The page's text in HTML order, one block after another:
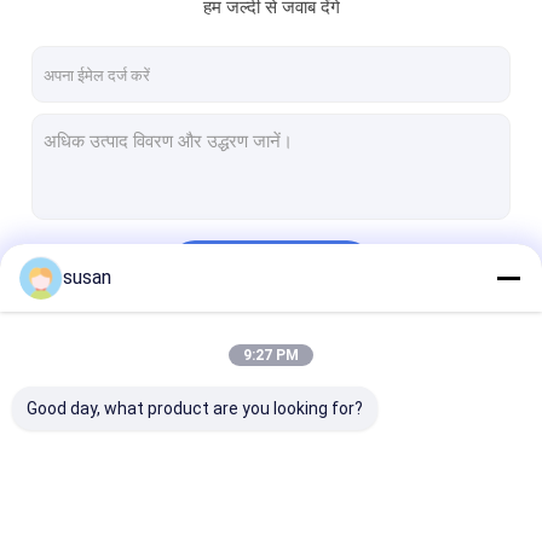
हम जल्दी से जवाब देंगे
susan
9:27 PM
Good day, what product are you looking for?